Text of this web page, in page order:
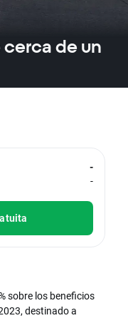
de un
-
-
sobre los beneficios
destinado a